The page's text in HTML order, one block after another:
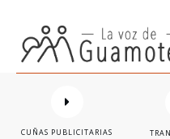
CUÑAS PUBLICITARIAS